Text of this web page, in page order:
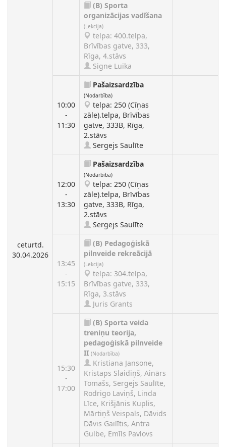
ceturtd.
30.04.2026
(B) Sporta
organizācijas vadīšana
(Lekcija)
telpa: 400.telpa,
Brīvības gatve, 333,
Rīga, 4.stāvs
Signe Luika
10:00
-
11:30
Pašaizsardzība
(Nodarbība)
telpa: 250 (Cīņas
zāle).telpa, Brīvības
gatve, 333B, Rīga,
2.stāvs
Sergejs Saulīte
12:00
-
13:30
Pašaizsardzība
(Nodarbība)
telpa: 250 (Cīņas
zāle).telpa, Brīvības
gatve, 333B, Rīga,
2.stāvs
Sergejs Saulīte
13:45
-
15:15
(B) Pedagoģiskā
pilnveide rekreācijā
(Lekcija)
telpa: 304.telpa,
Brīvības gatve, 333,
Rīga, 3.stāvs
Juris Grants
15:30
-
17:00
(B) Sporta veida
treniņu teorija,
pedagoģiskā pilnveide
II (Nodarbība)
Kristiana Jansone,
Kristaps Slaidiņš, Ainārs
Tomašs, Sergejs Saulīte,
Rodrigo Laviņš, Linda
Līce, Krišjānis Kuplis,
Mārtiņš Veispals, Dāvids
Dāvis Gailītis, Antra
Gulbe, Emīls Pavlovs